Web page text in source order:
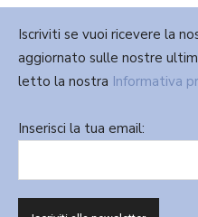
Iscriviti se vuoi ricevere la
aggiornato sulle nostre
letto la nostra Informativa
Inserisci la tua email: